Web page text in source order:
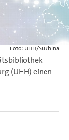
Foto: UHH/Sukhina
(UHH) einen